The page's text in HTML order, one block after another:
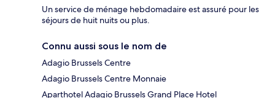
Un service de ménage hebdomadaire est assuré pour les
séjours de huit nuits ou plus.
Connu aussi sous le nom de
Adagio Brussels Centre
Adagio Brussels Centre Monnaie
Aparthotel Adagio Brussels Grand Place Hotel